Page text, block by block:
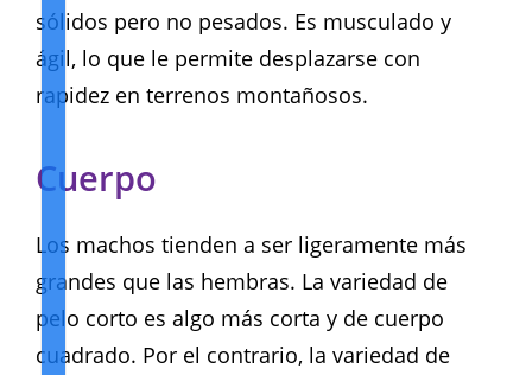
sólidos pero no pesados. Es musculado y
ágil, lo que le permite desplazarse con
rapidez en terrenos montañosos.
Cuerpo
Los machos tienden a ser ligeramente más
grandes que las hembras. La variedad de
pelo corto es algo más corta y de cuerpo
cuadrado. Por el contrario, la variedad de